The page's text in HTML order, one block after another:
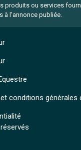
produits ou services
à l'annonce publiée.
conditions générales